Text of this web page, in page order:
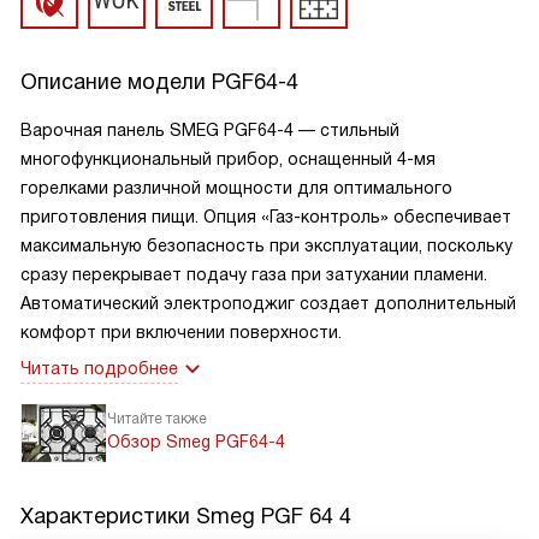
Описание модели PGF64-4
Варочная панель SMEG PGF64-4 — стильный
многофункциональный прибор, оснащенный 4-мя
горелками различной мощности для оптимального
приготовления пищи. Опция «Газ-контроль» обеспечивает
максимальную безопасность при эксплуатации, поскольку
сразу перекрывает подачу газа при затухании пламени.
Автоматический электроподжиг создает дополнительный
комфорт при включении поверхности.
Читать подробнее
Читайте также
Обзор Smeg PGF64-4
Характеристики Smeg PGF 64 4